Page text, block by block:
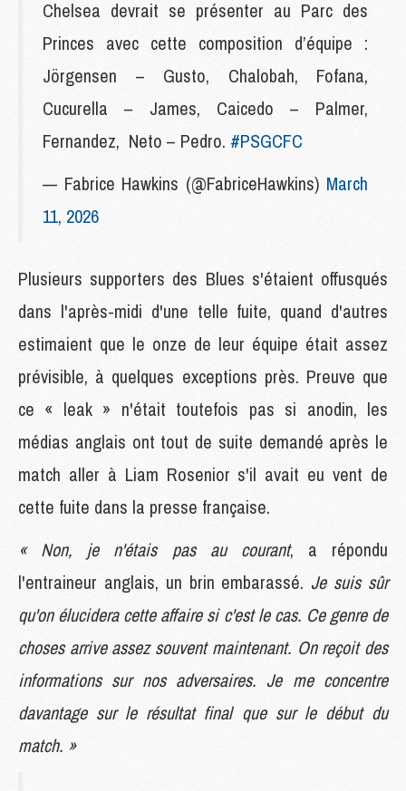
Chelsea devrait se présenter au Parc des
Princes avec cette composition d’équipe :
Jörgensen – Gusto, Chalobah, Fofana,
Cucurella – James, Caicedo – Palmer,
Fernandez, Neto – Pedro. #PSGCFC
— Fabrice Hawkins (@FabriceHawkins) March
11, 2026
Plusieurs supporters des Blues s'étaient offusqués
dans l'après-midi d'une telle fuite, quand d'autres
estimaient que le onze de leur équipe était assez
prévisible, à quelques exceptions près. Preuve que
ce « leak » n'était toutefois pas si anodin, les
médias anglais ont tout de suite demandé après le
match aller à Liam Rosenior s'il avait eu vent de
cette fuite dans la presse française.
« Non, je n'étais pas au courant, a répondu
l'entraineur anglais, un brin embarassé. Je suis sûr
qu'on élucidera cette affaire si c'est le cas. Ce genre de
choses arrive assez souvent maintenant. On reçoit des
informations sur nos adversaires. Je me concentre
davantage sur le résultat final que sur le début du
match. »